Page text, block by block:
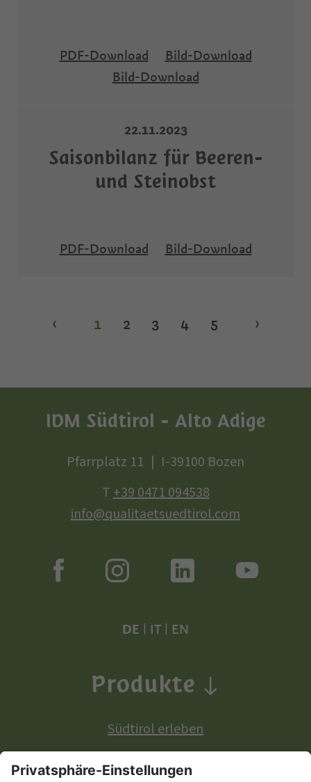
PDF-Download
Bild-Download
Bild-Download
22.11.2023
Saisonbilanz für Beeren-
und Steinobst
PDF-Download Bild-Download
‹ 1 2 3 4 5 ›
IDM Südtirol - Alto Adige
Pfarrplatz 11
I-39100 Bozen
T+39 0471 094538
info@qualitaetsuedtirol.com
DE IT| EN
Produkte
Südtirol erleben
Produkte mit europäischer Ursprungsbezeichnung: